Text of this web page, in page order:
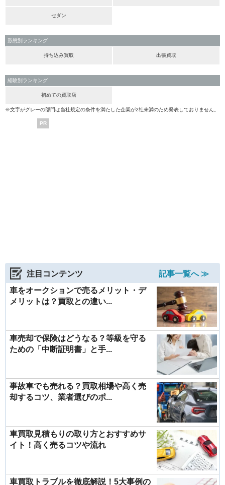
セダン
形態別ランキング
持ち込み買取 出張買取
経験別ランキング
初めての買取店
※文字がグレーの部門は当社規定の条件を満たした企業が2社未満のため発表しておりません。
PR
注目コンテンツ
記事一覧へ ≫
車をオークションで売るメリット・デ
メリットは？買取との違い...
車売却で保険はどうなる？等級を守る
ための「中断証明書」と手...
事故車でも売れる？買取相場や高く売
却するコツ、業者選びのポ...
車買取見積もりの取り方とおすすめサ
イト！高く売るコツや流れ
車買取トラブルを徹底解説！5大事例の